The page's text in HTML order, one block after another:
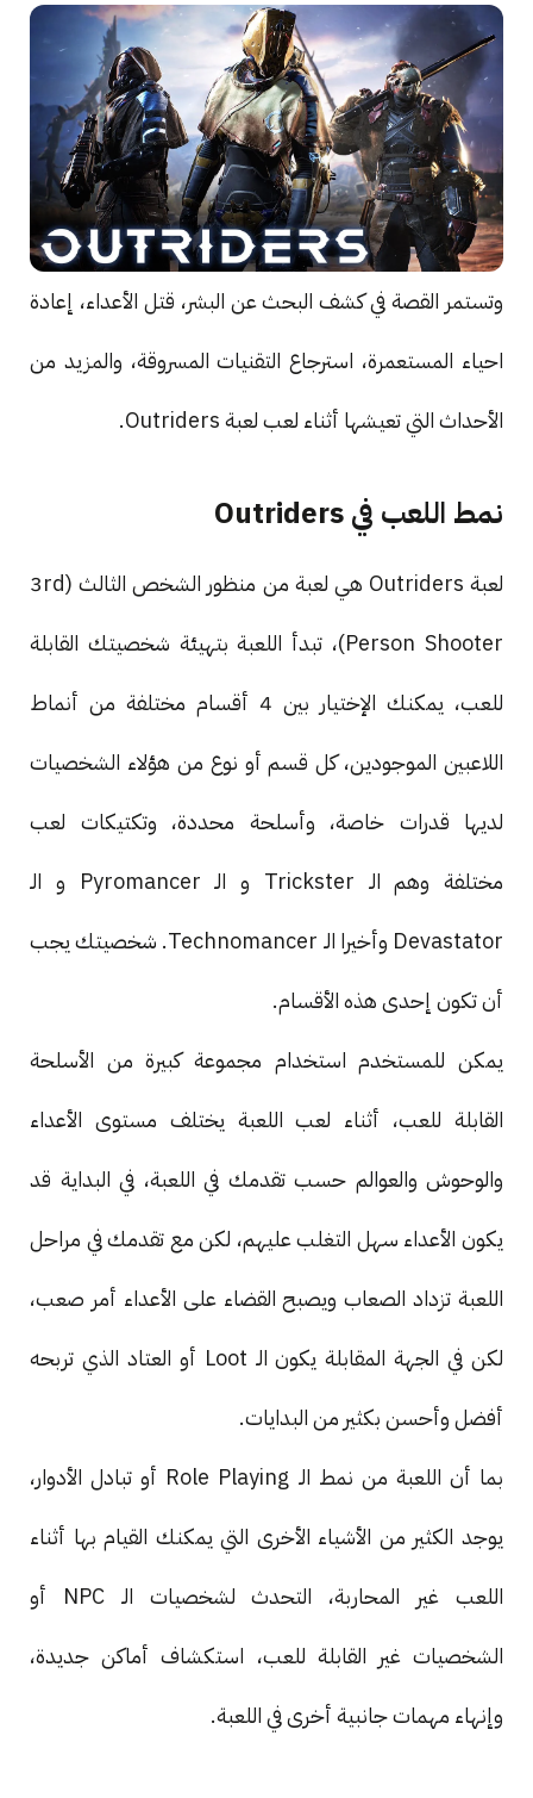
وتستمر القصة في كشف البحث عن البشر، قتل الأعداء، إعادة
احياء المستعمرة، استرجاع التقنيات المسروقة، والمزيد من
الأحداث التي تعيشها أثناء لعب لعبة Outriders.
نمط اللعب في Outriders
لعبة Outriders هي لعبة من منظور الشخص الثالث (3rd
Person Shooter)، تبدأ اللعبة بتهيئة شخصيتك القابلة
للعب، يمكنك الإختيار بين 4 أقسام مختلفة من أنماط
اللاعبين الموجودين، كل قسم أو نوع من هؤلاء الشخصيات
لديها قدرات خاصة، وأسلحة محددة، وتكتيكات لعب
مختلفة وهم الـ Trickster و الـ Pyromancer و الـ
Devastator وأخيرا الـ Technomancer. شخصيتك يجب
أن تكون إحدى هذه الأقسام.
يمكن للمستخدم استخدام مجموعة كبيرة من الأسلحة
القابلة للعب، أثناء لعب اللعبة يختلف مستوى الأعداء
والوحوش والعوالم حسب تقدمك في اللعبة، في البداية قد
يكون الأعداء سهل التغلب عليهم، لكن مع تقدمك في مراحل
اللعبة تزداد الصعاب ويصبح القضاء على الأعداء أمر صعب،
لكن في الجهة المقابلة يكون الـ Loot أو العتاد الذي تربحه
أفضل وأحسن بكثير من البدايات.
بما أن اللعبة من نمط الـ Role Playing أو تبادل الأدوار،
يوجد الكثير من الأشياء الأخرى التي يمكنك القيام بها أثناء
اللعب غير المحاربة، التحدث لشخصيات الـ NPC أو
الشخصيات غير القابلة للعب، استكشاف أماكن جديدة،
وإنهاء مهمات جانبية أخرى في اللعبة.